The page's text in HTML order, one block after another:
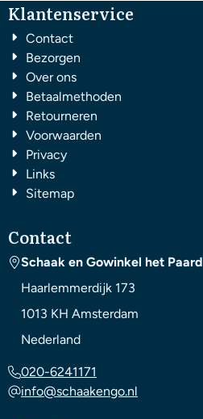
Klantenservice
Contact
Bezorgen
Over ons
Betaalmethoden
Retourneren
Voorwaarden
Privacy
Links
Sitemap
Contact
Schaak en Gowinkel het Paard
Haarlemmerdijk 173
1013 KH Amsterdam
Nederland
020-6241171
info@schaakengo.nl